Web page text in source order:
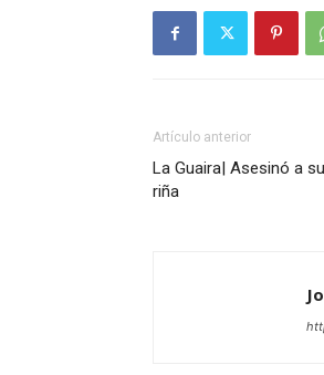
Artículo anterior
La Guaira| Asesinó a
riña